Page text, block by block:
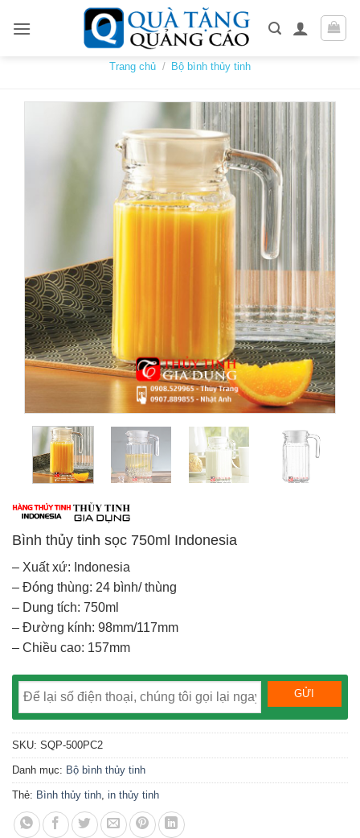
Trang chủ / Bộ bình thủy tinh
Bình thủy tinh sọc 750ml Indonesia
– Xuất xứ: Indonesia
– Đóng thùng: 24 bình/ thùng
– Dung tích: 750ml
– Đường kính: 98mm/117mm
– Chiều cao: 157mm
SKU: SQP-500PC2
Danh mục: Bộ bình thủy tinh
Thẻ: Bình thủy tinh, in thủy tinh